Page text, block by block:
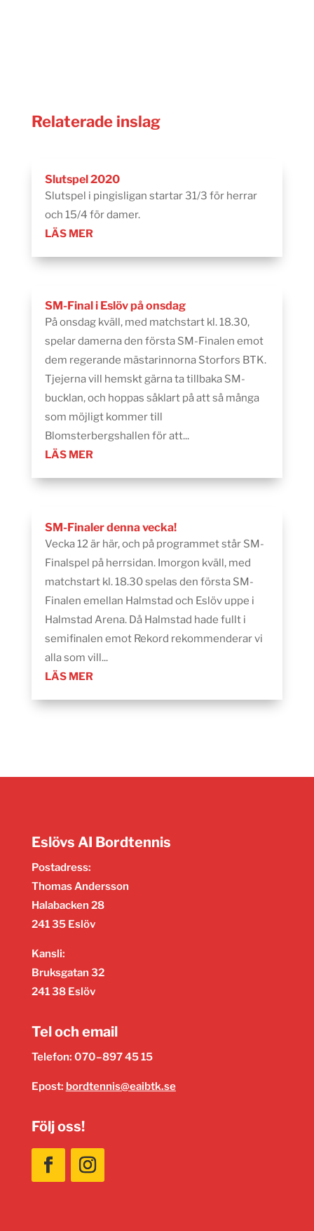
Relaterade inslag
Slutspel 2020
Slutspel i pingisligan startar 31/3 för herrar
och 15/4 för damer.
LÄS MER
SM-Final i Eslöv på onsdag
På onsdag kväll, med matchstart kl. 18.30,
spelar damerna den första SM-Finalen emot
dem regerande mästarinnorna Storfors BTK.
Tjejerna vill hemskt gärna ta tillbaka SM-
bucklan, och hoppas såklart på att så många
som möjligt kommer till
Blomsterbergshallen för att...
LÄS MER
SM-Finaler denna vecka!
Vecka 12 är här, och på programmet står SM-
Finalspel på herrsidan. Imorgon kväll, med
matchstart kl. 18.30 spelas den första SM-
Finalen emellan Halmstad och Eslöv uppe i
Halmstad Arena. Då Halmstad hade fullt i
semifinalen emot Rekord rekommenderar vi
alla som vill...
LÄS MER
Eslövs AI Bordtennis
Postadress:
Thomas Andersson
Halabacken 28
241 35 Eslöv
Kansli:
Bruksgatan 32
241 38 Eslöv
Tel och email
Telefon: 070–897 45 15
Epost: bordtennis@eaibtk.se
Följ oss!